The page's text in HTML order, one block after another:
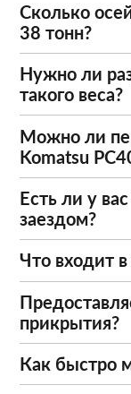
Сколько
38 тонн?
Нужно ли
такого веса?
Можно ли
Komatsu
Есть ли у
заездом?
Что входит
прикрытия?
Как быстро